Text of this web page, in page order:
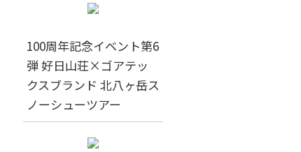
100周年記念イベント第6
弾 好日山荘×ゴアテッ
クスブランド 北八ヶ岳ス
ノーシューツアー